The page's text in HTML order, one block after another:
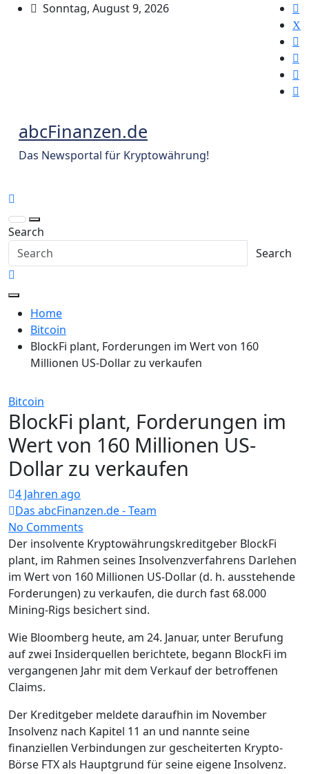
Skip
Sonntag, August 9, 2026
abcFinanzen.de
Das Newsportal für Kryptowährung!
Search
Search
Home
Bitcoin
BlockFi plant, Forderungen im Wert von 160
Millionen US-Dollar zu verkaufen
Bitcoin
BlockFi plant, Forderungen im
Wert von 160 Millionen US-
Dollar zu verkaufen
4 Jahren ago
Das abcFinanzen.de - Team
No Comments
Der insolvente Kryptowährungskreditgeber BlockFi
plant, im Rahmen seines Insolvenzverfahrens Darlehen
im Wert von 160 Millionen US-Dollar (d. h. ausstehende
Forderungen) zu verkaufen, die durch fast 68.000
Mining-Rigs besichert sind.
Wie Bloomberg heute, am 24. Januar, unter Berufung
auf zwei Insiderquellen berichtete, begann BlockFi im
vergangenen Jahr mit dem Verkauf der betroffenen
Claims.
Der Kreditgeber meldete daraufhin im November
Insolvenz nach Kapitel 11 an und nannte seine
finanziellen Verbindungen zur gescheiterten Krypto-
Börse FTX als Hauptgrund für seine eigene Insolvenz.